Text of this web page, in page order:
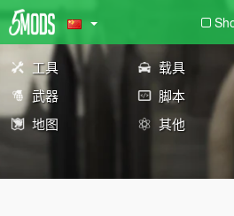
工具 载具
武器
脚本
地图
其他